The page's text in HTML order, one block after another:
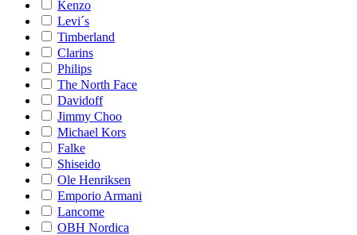
Kenzo
Levi´s
Timberland
Clarins
Philips
The North Face
Davidoff
Jimmy Choo
Michael Kors
Falke
Shiseido
Ole Henriksen
Emporio Armani
Lancome
OBH Nordica